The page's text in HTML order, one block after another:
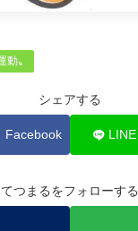
動〟
シェアする
Facebook LINE
てつまるをフォローする